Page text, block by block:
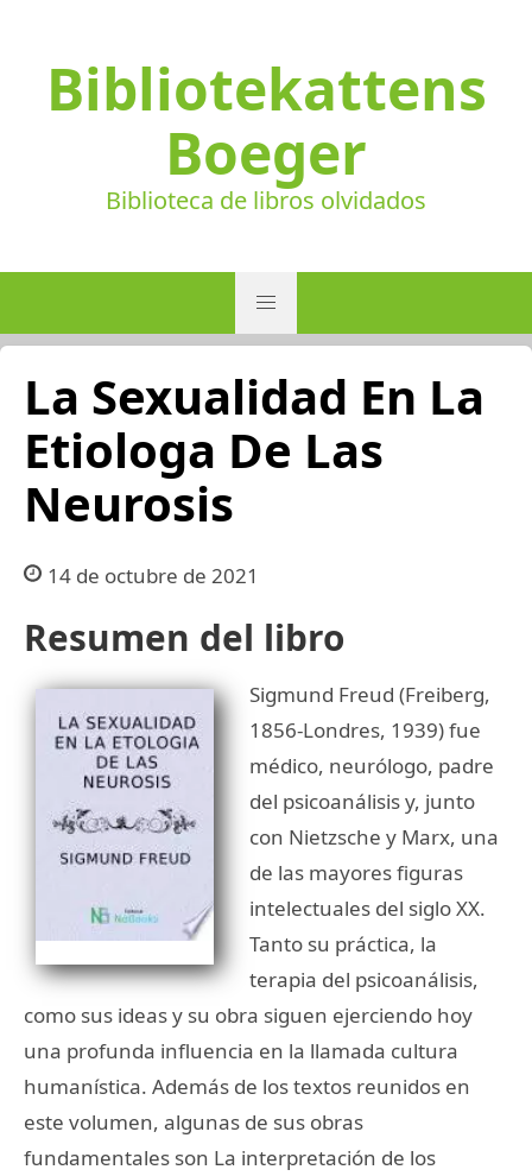
Bibliotekattens
Boeger
Biblioteca de libros olvidados
La Sexualidad En La
Etiologa De Las
Neurosis
14 de octubre de 2021
Resumen del libro
Sigmund Freud (Freiberg,
1856-Londres, 1939) fue
médico, neurólogo, padre
del psicoanálisis y, junto
con Nietzsche y Marx, una
de las mayores figuras
intelectuales del siglo XX.
Tanto su práctica, la
terapia del psicoanálisis,
como sus ideas y su obra siguen ejerciendo hoy
una profunda influencia en la llamada cultura
humanística. Además de los textos reunidos en
este volumen, algunas de sus obras
fundamentales son La interpretación de los